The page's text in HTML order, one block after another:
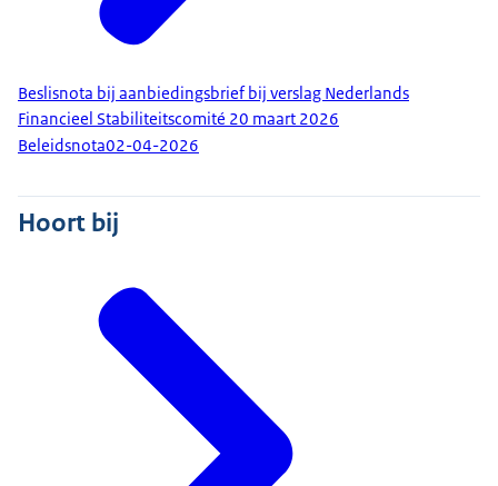
Beslisnota bij aanbiedingsbrief bij verslag Nederlands
Financieel Stabiliteitscomité 20 maart 2026
Beleidsnota02-04-2026
Hoort bij